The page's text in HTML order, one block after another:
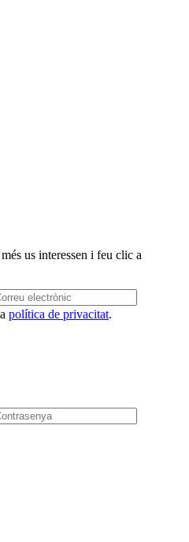
us interessen i feu clic a
política de privacitat.